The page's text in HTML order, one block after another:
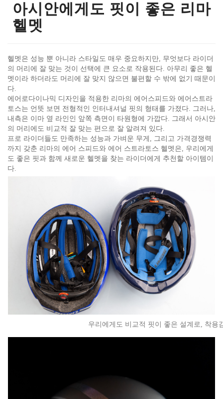
아시안에게도 핏이 좋은 리마
헬멧
헬멧은 성능 뿐 아니라 스타일도 매우 중요하지만, 무엇보다 라이더
의 머리에 잘 맞는 것이 선택에 큰 요소로 작용된다. 아무리 좋은 헬
멧이라 하더라도 머리에 잘 맞지 않으면 불편할 수 밖에 없기 때문이
다.
에어로다이나믹 디자인을 적용한 리마의 에어스피드와 에어스트라
토스는 언뜻 보면 전형적인 인터내셔널 핏의 형태를 가졌다. 그러나,
내측은 이마 옆 라인인 앞쪽 측면이 타원형에 가깝다. 그래서 아시안
의 머리에도 비교적 잘 맞는 편으로 잘 알려져 있다.
프로 라이더들도 만족하는 성능과 가벼운 무게, 그리고 가격경쟁력
까지 갖춘 리마의 에어 스피드와 에어 스트라토스 헬멧은, 우리에게
도 좋은 핏과 함께 새로운 헬멧을 찾는 라이더에게 추천할 아이템이
다.
우리에게도 비교적 핏이 좋은 설계로, 착용